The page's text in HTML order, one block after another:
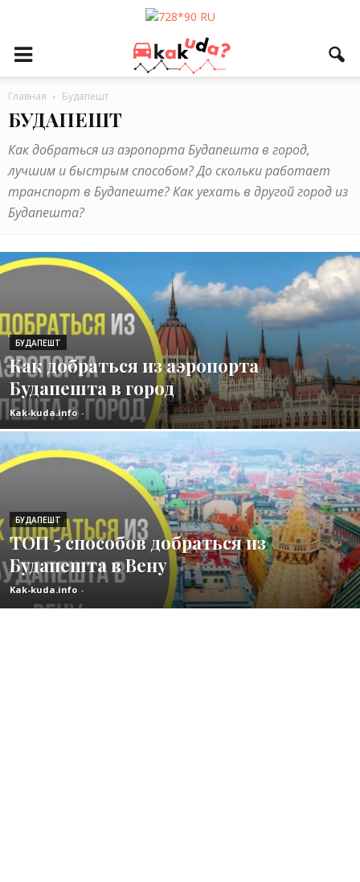
Главная Будапешт
БУДАПЕШТ
Как добраться из аэропорта Будапешта в город,
лучшим и быстрым способом? До скольки работает
транспорт в Будапеште? Как уехать в другой город из
Будапешта?
БУДАПЕШТ
Как добраться из аэропорта
Будапешта в город
Kak-kuda.info -
БУДАПЕШТ
ТОП 5 способов добраться из
Будапешта в Вену
Kak-kuda.info -